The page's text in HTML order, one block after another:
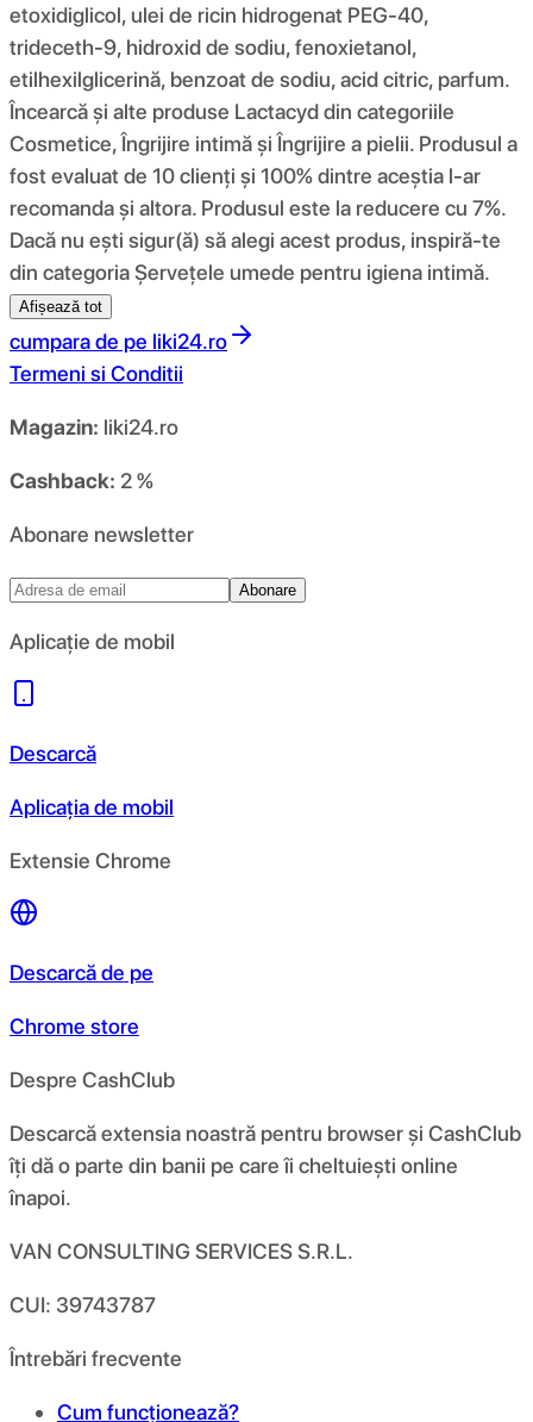
etoxidiglicol, ulei de ricin hidrogenat PEG-40,
trideceth-9, hidroxid de sodiu, fenoxietanol,
etilhexilglicerină, benzoat de sodiu, acid citric, parfum.
Încearcă și alte produse Lactacyd din categoriile
Cosmetice, Îngrijire intimă și Îngrijire a pielii. Produsul a
fost evaluat de 10 clienți și 100% dintre aceștia l-ar
recomanda și altora. Produsul este la reducere cu 7%.
Dacă nu ești sigur(ă) să alegi acest produs, inspiră-te
din categoria Șervețele umede pentru igiena intimă.
Afișează tot
cumpara de pe liki24.ro
Termeni si Conditii
Magazin: liki24.ro
Cashback: 2 %
Abonare newsletter
Abonare
Aplicație de mobil
Descarcă
Aplicația de mobil
Extensie Chrome
Descarcă de pe
Chrome store
Despre CashClub
Descarcă extensia noastră pentru browser și CashClub
îți dă o parte din banii pe care îi cheltuiești online
înapoi.
VAN CONSULTING SERVICES S.R.L.
CUI: 39743787
Întrebări frecvente
Cum funcționează?